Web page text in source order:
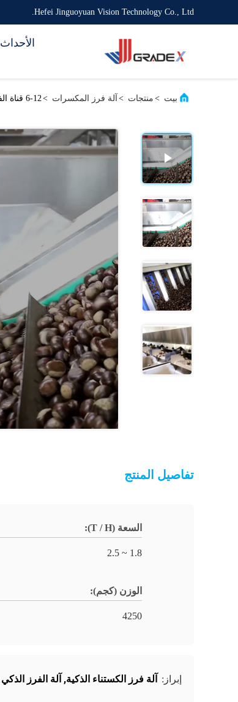
Hefei Jinguoyuan Vision Technology Co., Ltd.
الأحداث
بيت > منتجات > آلة فرز المكسرات >6-12 قناة الفرز الذكي الكستناء 360 درجة التناوب آلة المسح
تفاصيل المنتج
السعة (T / H):
1.8 ~ 2.5
الوزن (كجم):
4250
إبراز: آلة فرز الكستناء الذكية, آلة الفرز الذكي 12 قناة